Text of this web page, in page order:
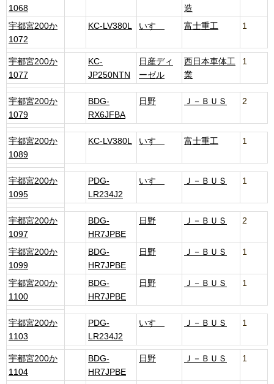
1068
造
宇都宮200か
1072
KC-LV380L いすゞ 富士重工 1
宇都宮200か
1077
KC-
JP250NTN
日産ディ
ーゼル
西日本車体工
業
1
宇都宮200か
1079
BDG-
RX6JFBA
日野 Ｊ－ＢＵＳ 2
宇都宮200か
1089
KC-LV380L いすゞ 富士重工 1
宇都宮200か
1095
PDG-
LR234J2
いすゞ Ｊ－ＢＵＳ 1
宇都宮200か
1097
BDG-
HR7JPBE
日野 Ｊ－ＢＵＳ 2
宇都宮200か
1099
BDG-
HR7JPBE
日野 Ｊ－ＢＵＳ 1
宇都宮200か
1100
BDG-
HR7JPBE
日野 Ｊ－ＢＵＳ 1
宇都宮200か
1103
PDG-
LR234J2
いすゞ Ｊ－ＢＵＳ 1
宇都宮200か
1104
BDG-
HR7JPBE
日野 Ｊ－ＢＵＳ 1